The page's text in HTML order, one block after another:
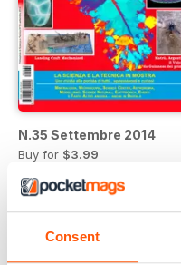
Consent
N.35 Settembre 2014
Buy for $3.99
View|Add to Cart